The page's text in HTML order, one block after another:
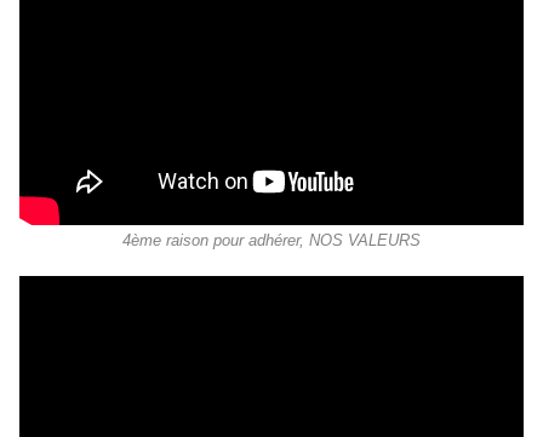
4ème raison pour adhérer, NOS VALEURS